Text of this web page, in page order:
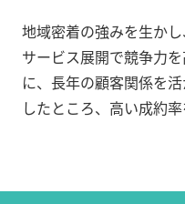
地域密着の強みを生か
サービス展開で競争力
に、長年の顧客関係を
したところ、高い成約